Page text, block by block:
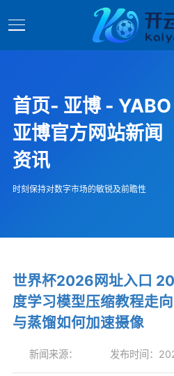
首页- 亚博 - YABO
亚博官方网站新闻
资讯
时刻保持对数字市场的敏锐及前瞻性
世界杯2026网址入口
度学习模型压缩教程走
与蒸馏如何加速摄像
新闻来源： 发布时间：